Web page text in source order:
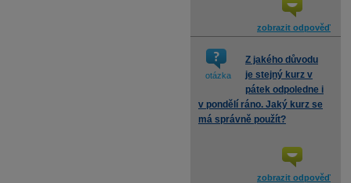
zobrazit odpověď
otázka
Z jakého důvodu
je stejný kurz v
pátek odpoledne i
v pondělí ráno. Jaký kurz se
má správně použít?
zobrazit odpověď